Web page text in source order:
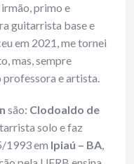
primo e
guitarrista base e
em 2021, me tornei
mas, sempre
e artista.
são: Clodoaldo de
solo e faz
1993 em Ipiaú – BA,